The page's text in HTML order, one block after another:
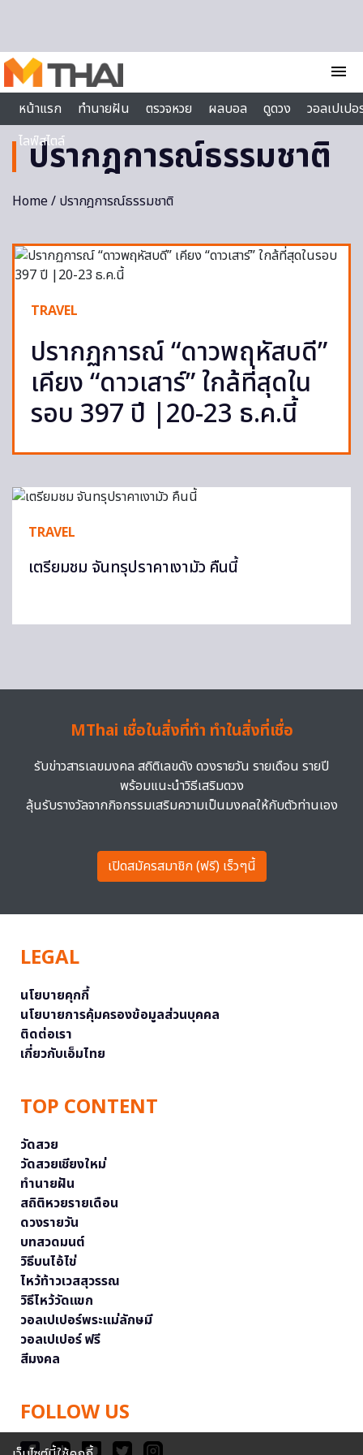
menu
หน้าแรก
ทำนายฝัน ตรวจหวย ผลบอล ดูดวง
วอลเปเป
ไลฟ์สไตล์
ปรากฎการณ์ธรรมชาติ
Home/ ปรากฎการณ์ธรรมชาติ
TRAVEL
ปรากฏการณ์ “ดาวพฤหัสบดี”
เคียง “ดาวเสาร์” ใกล้ที่สุดใน
รอบ 397 ปี |20-23 ธ.ค.นี้
TRAVEL
เตรียมชม จันทรุปราคาเงามัว คืนนี้
MThai เชื่อในสิ่งที่ทำ ทำในสิ่งที่เชื่อ
รับข่าวสารเลขมงคล สถิติเลขดัง ดวงรายวัน รายเดือน รายปี
พร้อมแนะนำวิธีเสริมดวง
ลุ้นรับรางวัลจากกิจกรรมเสริมความเป็นมงคลให้กับตัวท่านเอง
เปิดสมัครสมาชิก (ฟรี) เร็วๆนี้
LEGAL
นโยบายคุกกี้
นโยบายการคุ้มครองข้อมูลส่วนบุคคล
ติดต่อเรา
เกี่ยวกับเอ็มไทย
TOP CONTENT
วัดสวย
วัดสวยเชียงใหม่
ทำนายฝัน
สถิติหวยรายเดือน
ดวงรายวัน
บทสวดมนต์
วิธีบนไอ้ไข่
ไหว้ท้าวเวสสุวรรณ
วิธีไหว้วัดแขก
วอลเปเปอร์พระแม่ลักษมี
วอลเปเปอร์ ฟรี
สีมงคล
FOLLOW US